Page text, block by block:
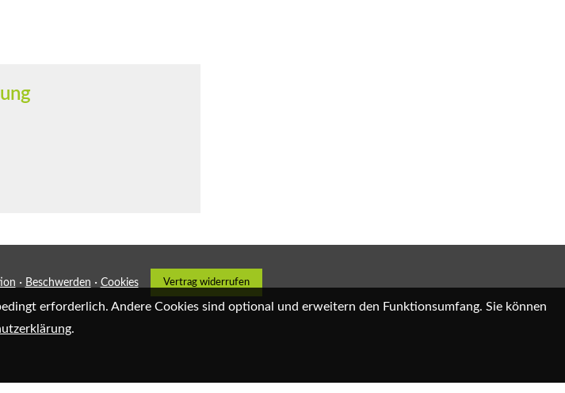
· Beschwerden · Cookies Vertrag widerrufen
erforderlich. Andere Cookies sind optional und erweitern den Funktionsumfang. Sie können
.